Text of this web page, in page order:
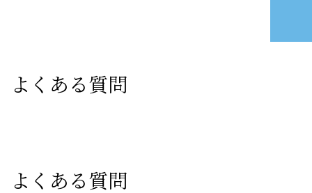
よくある質問
よくある質問